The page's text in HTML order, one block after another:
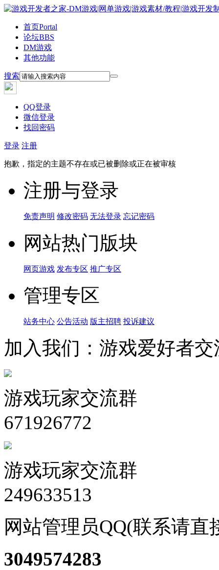
首页Portal
论坛BBS
DM游戏
其他功能
搜索
QQ登录
微信登录
找回密码
登录 注册
抱歉，指定的主题不存在或已被删除或正在被审核
注册与登录
免责声明 修改密码 无法登录 忘记密码
网站热门版块
网页游戏 发布专区 推广专区
管理专区
站务中心 公告活动 版主招聘 投诉建议
加入我们：游戏爱好者交
游戏玩家交流群
671926772
游戏玩家交流群
249633513
网站管理员QQ(联系请直
3049574283